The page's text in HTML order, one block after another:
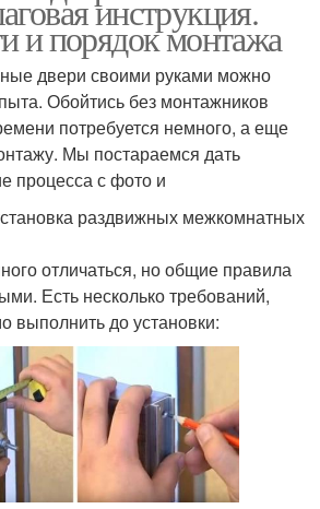
инструкция.
и порядок монтажа
двери своими руками можно
Обойтись без монтажников
потребуется немного, а еще
Мы постараемся дать
процесса с фото и
раздвижных межкомнатных
отличаться, но общие правила
Есть несколько требований,
выполнить до установки: